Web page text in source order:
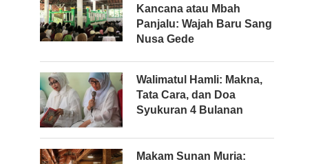
Kancana atau Mbah
Panjalu: Wajah Baru Sang
Nusa Gede
Walimatul Hamli: Makna,
Tata Cara, dan Doa
Syukuran 4 Bulanan
Makam Sunan Muria: